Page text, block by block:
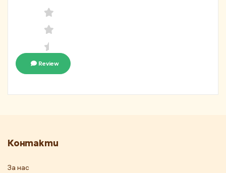
Review
Контакти
За нас